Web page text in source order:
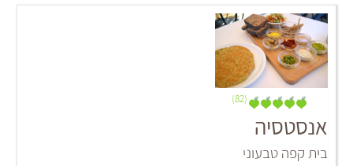
(82)
אנסטסיה
בית קפה טבעוני